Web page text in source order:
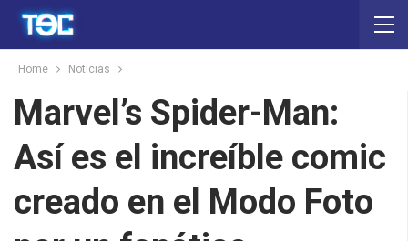
Home Noticias
Marvel’s Spider-Man:
Así es el increíble comic
creado en el Modo Foto